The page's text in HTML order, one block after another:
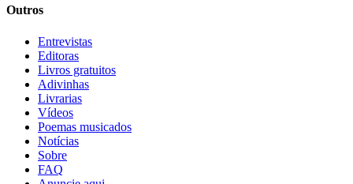
Outros
Entrevistas
Editoras
Livros gratuitos
Adivinhas
Livrarias
Vídeos
Poemas musicados
Notícias
Sobre
FAQ